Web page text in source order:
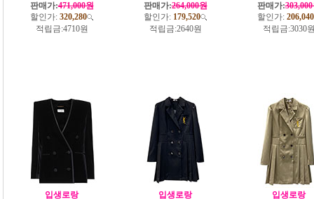
판매가:471,000원
할인가: 320,280
적립금:4710원
판매가:264,000원
할인가: 179,520
적립금:2640원
판매가:
할인가: 206,040
적립금:3030
입생로랑
입생로랑
입생로랑